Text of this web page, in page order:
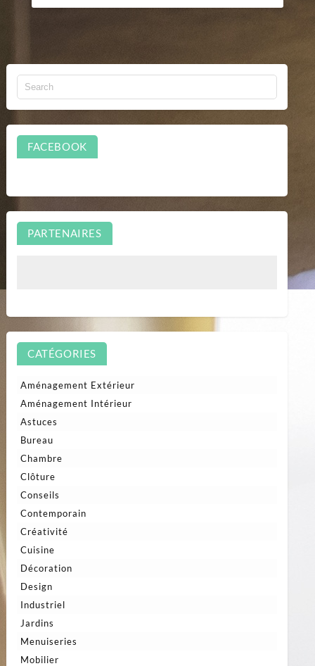
FACEBOOK
PARTENAIRES
CATÉGORIES
Aménagement Extérieur
Aménagement Intérieur
Astuces
Bureau
Chambre
Clôture
Conseils
Contemporain
Créativité
Cuisine
Décoration
Design
Industriel
Jardins
Menuiseries
Mobilier